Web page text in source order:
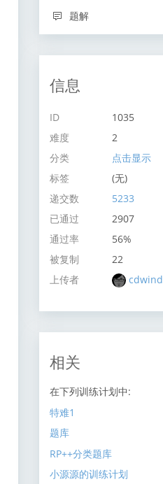
题解
信息
ID
1035
难度
2
分类
点击显示
标签
(无)
递交数
5233
已通过
2907
通过率
56%
被复制
22
上传者
cdwind
相关
在下列训练计划中:
特难1
题库
RP++分类题库
小源源的训练计划